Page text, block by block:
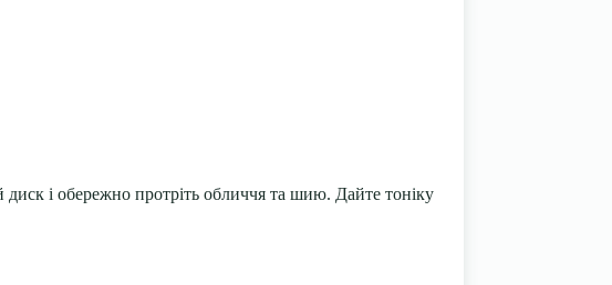
і обережно протріть обличчя та шию. Дайте тоніку